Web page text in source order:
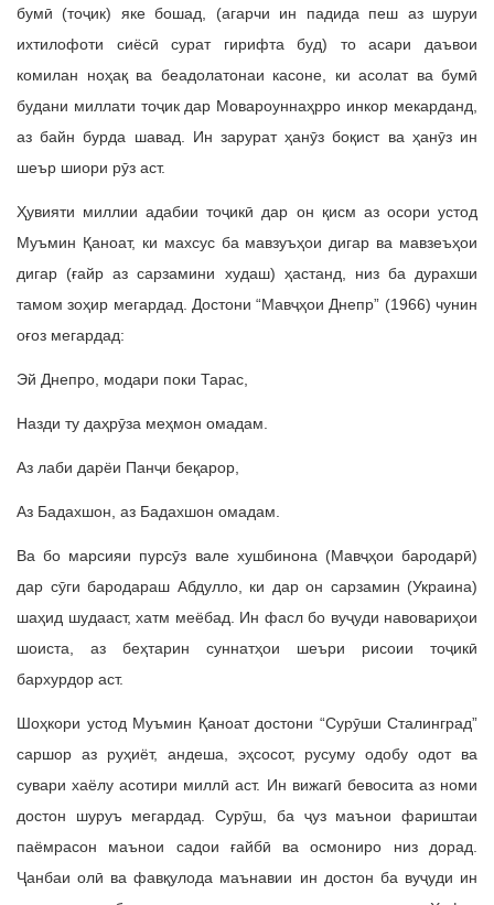
бумӣ (тоҷик) яке бошад, (агарчи ин падида пеш аз шуруи
ихтилофоти сиёсӣ сурат гирифта буд) то асари даъвои
комилан ноҳақ ва беадолатонаи касоне, ки асолат ва бумӣ
будани миллати тоҷик дар Мовароуннаҳрро инкор мекарданд,
аз байн бурда шавад. Ин зарурат ҳанӯз боқист ва ҳанӯз ин
шеър шиори рӯз аст.
Ҳувияти миллии адабии тоҷикӣ дар он қисм аз осори устод
Муъмин Қаноат, ки махсус ба мавзуъҳои дигар ва мавзеъҳои
дигар (ғайр аз сарзамини худаш) ҳастанд, низ ба дурахши
тамом зоҳир мегардад. Достони “Мавҷҳои Днепр” (1966) чунин
оғоз мегардад:
Эй Днепро, модари поки Тарас,
Назди ту даҳрӯза меҳмон омадам.
Аз лаби дарёи Панҷи беқарор,
Аз Бадахшон, аз Бадахшон омадам.
Ва бо марсияи пурсӯз вале хушбинона (Мавҷҳои бародарӣ)
дар сӯги бародараш Абдулло, ки дар он сарзамин (Украина)
шаҳид шудааст, хатм меёбад. Ин фасл бо вуҷуди навовариҳои
шоиста, аз беҳтарин суннатҳои шеъри рисоии тоҷикӣ
бархурдор аст.
Шоҳкори устод Муъмин Қаноат достони “Сурӯши Сталинград”
саршор аз руҳиёт, андеша, эҳсосот, русуму одобу одот ва
сувари хаёлу асотири миллӣ аст. Ин вижагӣ бевосита аз номи
достон шуруъ мегардад. Сурӯш, ба ҷуз маънои фариштаи
паёмрасон маънои садои ғайбӣ ва осмониро низ дорад.
Ҷанбаи олӣ ва фавқулода маънавии ин достон ба вуҷуди ин